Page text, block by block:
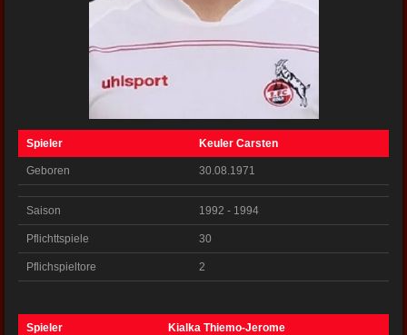
Spieler Keuler Carsten
Geboren 30.08.1971
Saison 1992 - 1994
Pflichttspiele 30
Pflichspieltore 2
Spieler Kialka Thiemo-Jerome